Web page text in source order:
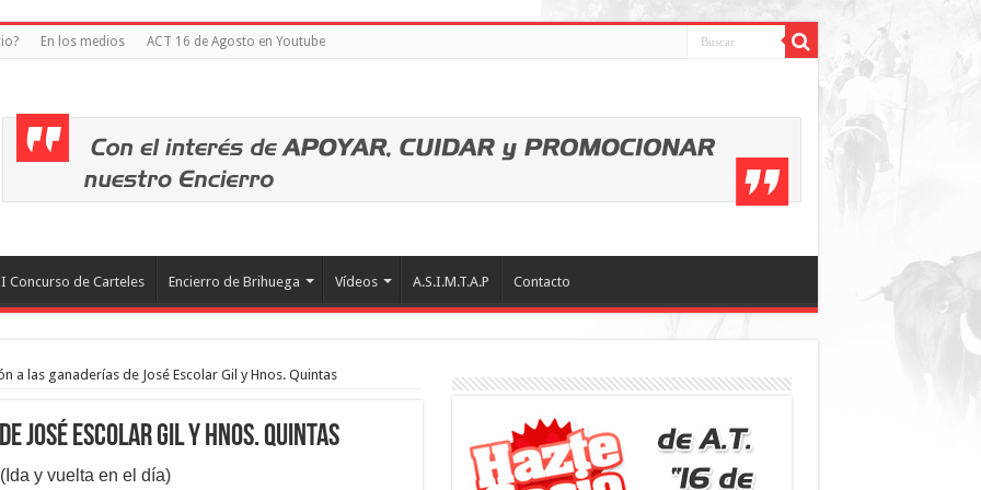
En los medios ACT 16 de Agosto en Youtube
Concurso de Carteles Encierro de Brihuega Vídeos A.S.I.M.T.A.P Contacto
a las ganaderías de José Escolar Gil y Hnos. Quintas
José Escolar Gil y Hnos. Quintas
(Ida y vuelta en el día)